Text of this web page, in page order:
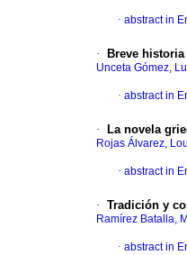
· abstract in
· Breve
Unceta Gómez,
· abstract in
· La novela
Rojas Álvarez,
· abstract in
· Tradición y
Ramírez Batalla,
· abstract in